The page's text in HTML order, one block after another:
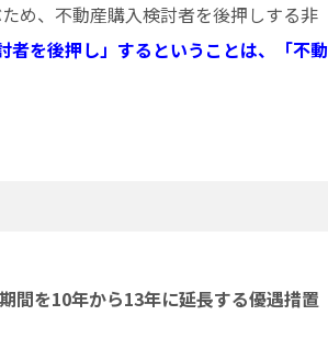
め、不動産購入検討者を後押しする非
者を後押し」するということは、「不動
間を10年から13年に延長する優遇措置